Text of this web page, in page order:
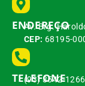
ENDEREÇO
Av. Brg.
CEP: 68195-
TELEFONE
(93) 3542-1266